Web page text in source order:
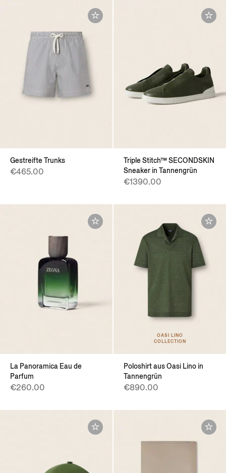
Gestreifte Trunks
€465.00
Triple Stitch™ SECONDSKIN
Sneaker in Tannengrün
€1390.00
La Panoramica Eau de
Parfum
€260.00
OASI LINO
COLLECTION
Poloshirt aus Oasi Lino in
Tannengrün
€890.00